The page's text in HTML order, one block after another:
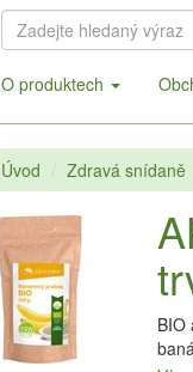
O produktech
Úvod Zdravá snídaně
BIO